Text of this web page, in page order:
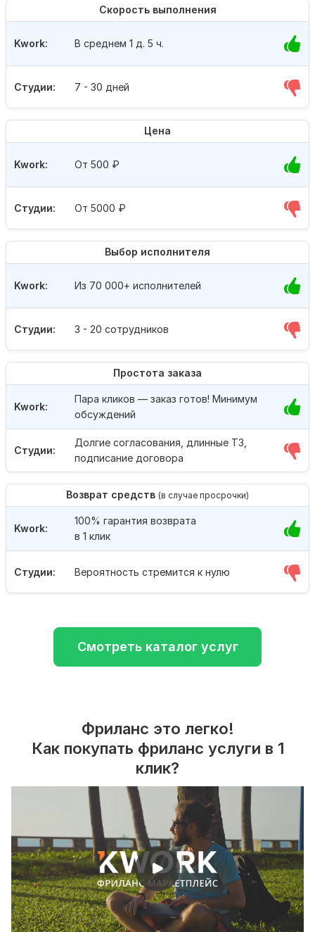
Скорость выполнения
Студии: 7 - 30 дней
Kwork: В среднем 1 д. 5 ч.
Цена
Студии: От 5000 ₽
Kwork: От 500 ₽
Выбор исполнителя
Студии: 3 - 20 сотрудников
Kwork: Из 70 000+ исполнителей
Простота заказа
Студии:
Долгие согласования, длинные ТЗ,
подписание договора
Kwork:
Пара кликов — заказ готов! Минимум
обсуждений
Возврат средств (в случае просрочки)
Студии: Вероятность стремится к нулю
Kwork:
100% гарантия возврата
в 1 клик
Смотреть каталог услуг
Фриланс это легко!
Как покупать фриланс услуги в 1
клик?